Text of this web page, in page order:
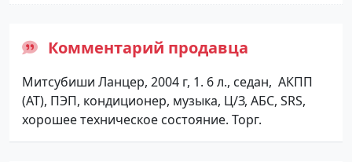
Комментарий продавца
Митсубиши Ланцер, 2004 г, 1. 6 л., седан, АКПП
(АТ), ПЭП, кондиционер, музыка, Ц/З, АБС, SRS,
хорошее техническое состояние. Торг.